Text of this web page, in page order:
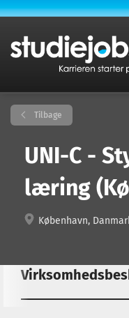
Tilbage
UNI-C -
læring
København,